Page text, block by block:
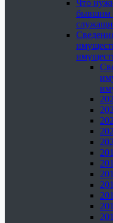
Что
бывшим